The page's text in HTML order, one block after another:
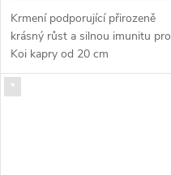
Krmení podporující přirozeně
krásný růst a silnou imunitu pro
Koi kapry od 20 cm
*